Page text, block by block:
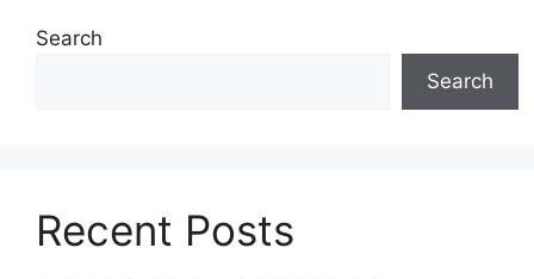
Search
Search
Recent Posts